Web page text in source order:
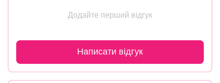
Додайте перший відгук
Написати відгук